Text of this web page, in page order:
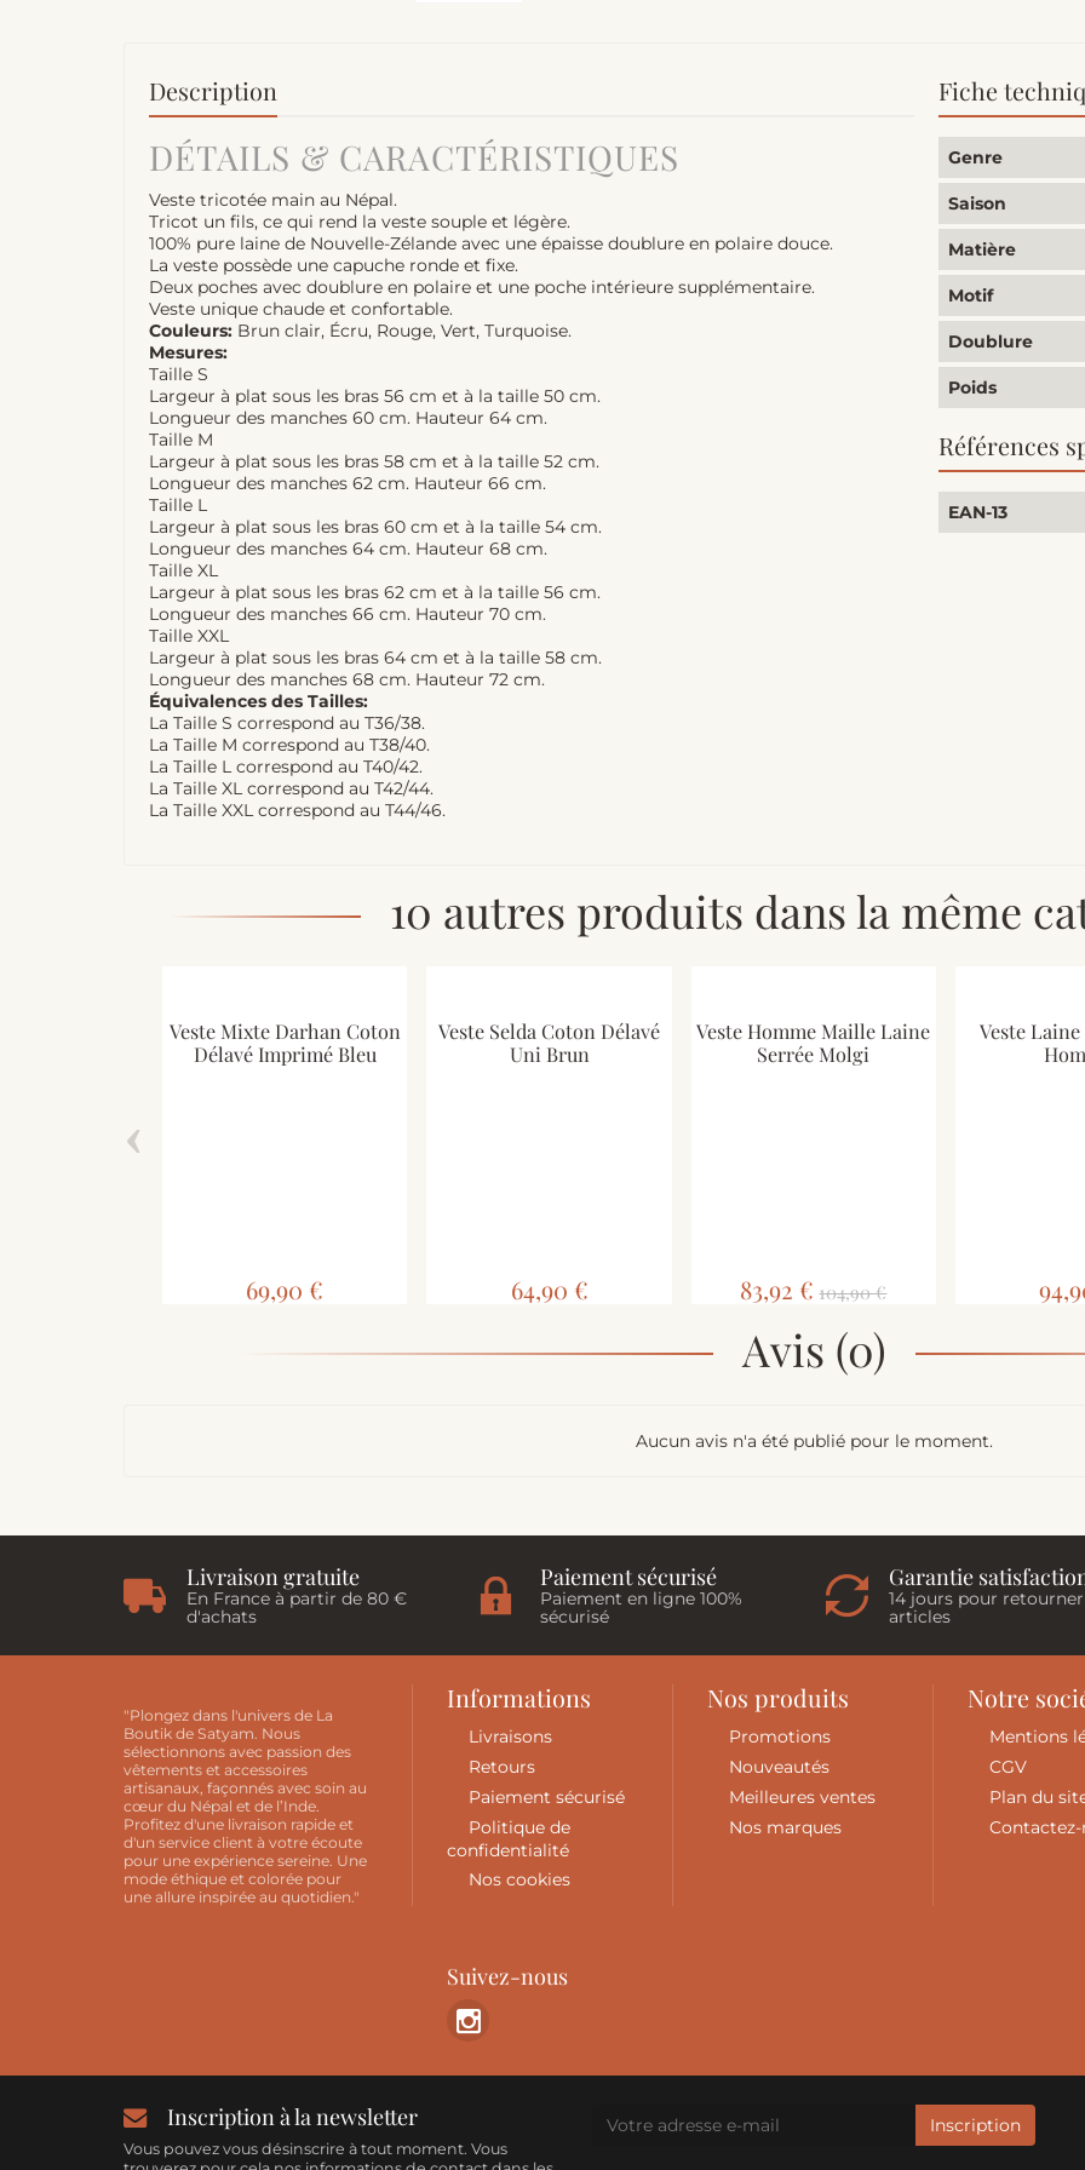
Description
DÉTAILS & CARACTÉRISTIQUES
Veste tricotée main au Népal.
Tricot un fils, ce qui rend la veste souple et légère.
100% pure laine de Nouvelle-Zélande avec une épaisse doublure en polaire douce.
La veste possède une capuche ronde et fixe.
Deux poches avec doublure en polaire et une poche intérieure supplémentaire.
Veste unique chaude et confortable.
Couleurs: Brun clair, Écru, Rouge, Vert, Turquoise.
Mesures:
Taille S
Largeur à plat sous les bras 56 cm et à la taille 50 cm.
Longueur des manches 60 cm. Hauteur 64 cm.
Taille M
Largeur à plat sous les bras 58 cm et à la taille 52 cm.
Longueur des manches 62 cm. Hauteur 66 cm.
Taille L
Largeur à plat sous les bras 60 cm et à la taille 54 cm.
Longueur des manches 64 cm. Hauteur 68 cm.
Taille XL
Largeur à plat sous les bras 62 cm et à la taille 56 cm.
Longueur des manches 66 cm. Hauteur 70 cm.
Taille XXL
Largeur à plat sous les bras 64 cm et à la taille 58 cm.
Longueur des manches 68 cm. Hauteur 72 cm.
Équivalences des Tailles:
La Taille S correspond au T36/38.
La Taille M correspond au T38/40.
La Taille L correspond au T40/42.
La Taille XL correspond au T42/44.
La Taille XXL correspond au T44/46.
Fiche
Genre
Saison
Matière
Motif
Doublure
Poids
Références
EAN-13
10 autres produits dans la même
Veste Mixte Darhan Coton
Délavé Imprimé Bleu
69,90 €
Veste Selda Coton Délavé
Uni Brun
64,90 €
Veste Homme Maille Laine
Serrée Molgi
83,92 € 104,90 €
Veste
‹
Avis (0)
Aucun avis n'a été publié pour le moment.
Livraison gratuite
En France à partir de 80 €
d'achats
Paiement sécurisé
Paiement en ligne 100%
sécurisé
Garantie
14 jours pour
articles
"Plongez dans l'univers de La
Boutik de Satyam. Nous
sélectionnons avec passion des
vêtements et accessoires
artisanaux, façonnés avec soin au
cœur du Népal et de l’Inde.
Profitez d'une livraison rapide et
d'un service client à votre écoute
pour une expérience sereine. Une
mode éthique et colorée pour
une allure inspirée au quotidien."
Informations
Livraisons
Retours
Paiement sécurisé
Politique de
confidentialité
Nos cookies
Nos produits
Promotions
Nouveautés
Meilleures ventes
Nos marques
Notre
Mentions
CGV
Plan du
Suivez-nous
Inscription à la newsletter
Vous pouvez vous désinscrire à tout moment. Vous